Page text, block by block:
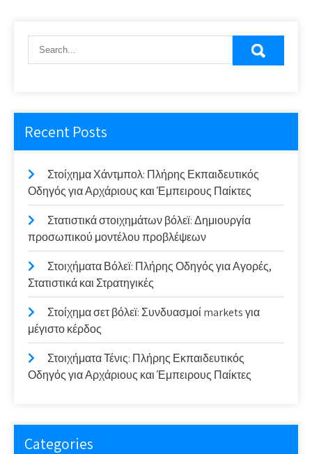
Recent Posts
Στοίχημα Χάντμπολ: Πλήρης Εκπαιδευτικός
Οδηγός για Αρχάριους και Έμπειρους Παίκτες
Στατιστικά στοιχημάτων βόλεϊ: Δημιουργία
προσωπικού μοντέλου προβλέψεων
Στοιχήματα Βόλεϊ: Πλήρης Οδηγός για Αγορές,
Στατιστικά και Στρατηγικές
Στοίχημα σετ βόλεϊ: Συνδυασμοί markets για
μέγιστο κέρδος
Στοιχήματα Τένις: Πλήρης Εκπαιδευτικός
Οδηγός για Αρχάριους και Έμπειρους Παίκτες
Categories